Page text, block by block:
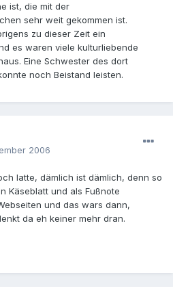
ist, die mit der
sehr weit gekommen ist.
zu dieser Zeit ein
es waren viele kulturliebende
Eine Schwester des dort
noch Beistand leisten.
2006
latte, dämlich ist dämlich, denn so
Käseblatt und als Fußnote
und das wars dann,
da eh keiner mehr dran.